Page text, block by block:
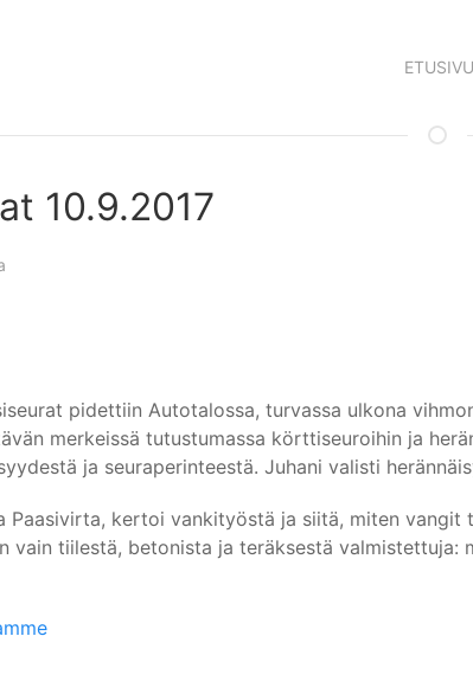
ETUSIVU
10.9.2017
pidettiin Autotalossa, turvassa ulkona
merkeissä tutustumassa körttiseuroihin ja
ja seuraperinteestä. Juhani valisti
Paasivirta, kertoi vankityöstä ja siitä, miten
vain tiilestä, betonista ja teräksestä valmistettuja: